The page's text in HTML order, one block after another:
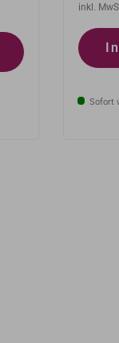
inkl.
Sofort